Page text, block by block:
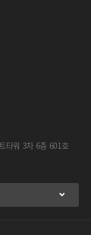
타워 3차 6층 601호